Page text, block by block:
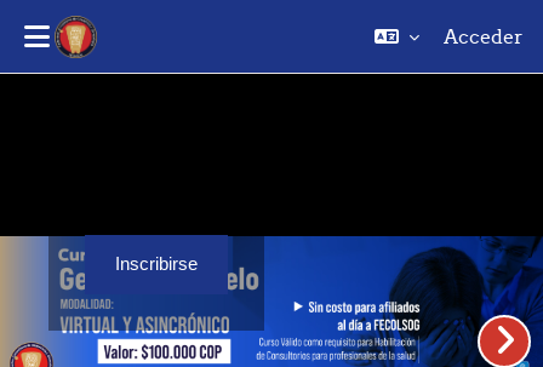
Acceder
Inscribirse